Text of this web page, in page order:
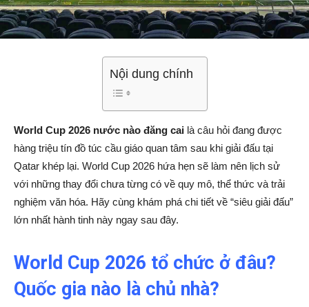
Nội dung chính
World Cup 2026 nước nào đăng cai là câu hỏi đang được
hàng triệu tín đồ túc cầu giáo quan tâm sau khi giải đấu tại
Qatar khép lại. World Cup 2026 hứa hẹn sẽ làm nên lịch sử
với những thay đổi chưa từng có về quy mô, thể thức và trải
nghiệm văn hóa. Hãy cùng khám phá chi tiết về “siêu giải đấu”
lớn nhất hành tinh này ngay sau đây.
World Cup 2026 tổ chức ở đâu?
Quốc gia nào là chủ nhà?